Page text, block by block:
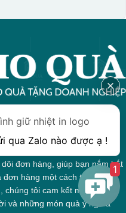
với sự đa dạng sản phẩm,
tặng phù hợp cho mọi dịp.
quan, cho phép bạn dễ
về từng sản phẩm. Bên cạnh
đơn hàng, giúp bạn nắm bắt
hàng một cách thuận tiện.
tôi cam kết mang đến
và những món quà ý nghĩa
giữ nhiệt in logo
1